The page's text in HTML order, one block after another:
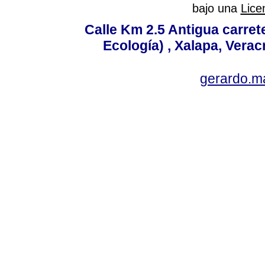
bajo una
Calle Km 2.5 Antigua
Ecología) , Xalapa,